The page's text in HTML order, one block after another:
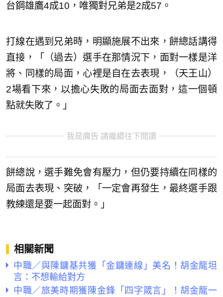
台鋼雄鷹4成10，唯獨對兄弟是2成57。
打線在遇到兄弟時，明顯施展不出來，餅總話講得
直接，「（過去）選手在那情況下，面對一樣是洋
將、同樣的局面，心裡是自在去表現，（天王山）
2場看下來，以擔心失敗的局面去面對，這一個頓
點就失敗了。」
我是廣告 請繼續往下閱讀
餅總說，選手難免會有壓力，但仍要持續在同樣的
局面去表現、突破，「一定會再發生，最終選手跟
教練還是要一起面對。」
相關新聞
中職／與陳鏞基共獲「金鏞連線」美名！胡金龍坦
言：不想輸給對方
中職／旅美時期獲陳金鋒「四字箴言」！胡金龍一